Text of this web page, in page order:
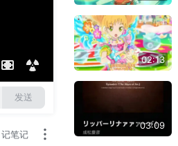
发送
记笔记
02:13
03:09